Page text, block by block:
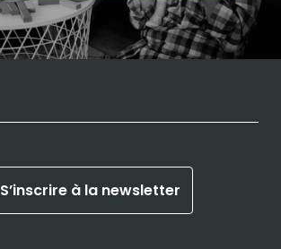
S’inscrire à la newsletter